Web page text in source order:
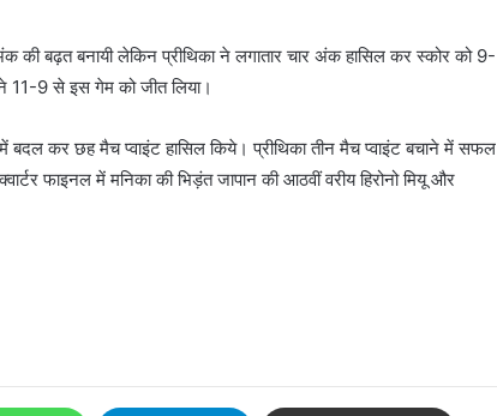
की बढ़त बनायी लेकिन प्रीथिका ने लगातार चार अंक हासिल कर स्कोर को 9-
11-9 से इस गेम को जीत लिया।
कर छह मैच प्वाइंट हासिल किये। प्रीथिका तीन मैच प्वाइंट बचाने में सफल
फाइनल में मनिका की भिड़ंत जापान की आठवीं वरीय हिरोनो मियू और